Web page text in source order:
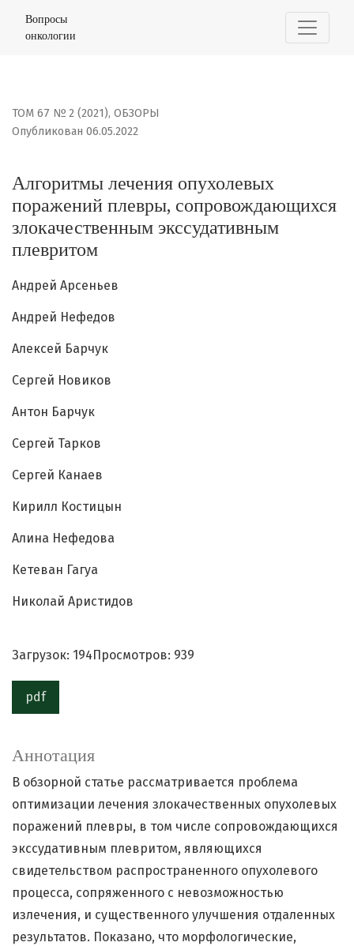
Алгоритмы лечения опухолевых поражений плевры,
Вопросы
онкологии
ТОМ 67 № 2 (2021), ОБЗОРЫ
Алгоритмы лечения опухолевых
поражений плевры, сопровождающихся
злокачественным экссудативным
плевритом
Опубликован 06.05.2022
Андрей Арсеньев
Андрей Нефедов
Алексей Барчук
Сергей Новиков
Антон Барчук
Сергей Тарков
Сергей Канаев
Кирилл Костицын
Алина Нефедова
Кетеван Гагуа
Николай Аристидов
Загрузок: 194 Просмотров: 939
pdf
Аннотация
В обзорной статье рассматривается проблема
оптимизации лечения злокачественных опухолевых
поражений плевры, в том числе сопровождающихся
экссудативным плевритом, являющихся
свидетельством распространенного опухолевого
процесса, сопряженного с невозможностью
излечения, и существенного улучшения отдаленных
результатов. Показано, что морфологические,